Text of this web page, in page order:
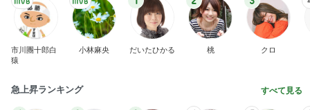
木村直人
BEYOOOOO
NDS
美川憲一 吉岡淳 水森かおり
1 2